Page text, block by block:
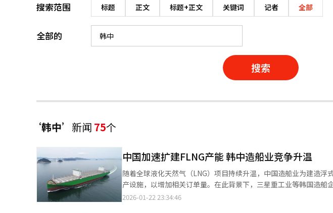
搜索范围 标题 正文 标题+正文 关键词 记者 全部
全部的
搜索
‘韩中’ 新闻 75个
中国加速扩建FLNG产能 韩中造船业竞争升温
随着全球液化天然气（LNG）项目持续升温，中国造船业为建造浮
产设施，以增加相关订单量。在此背景下，三星重工业等韩国造船
竞争或将愈演愈烈。 据造船业界22日消息，中国惠生清洁能源启东基地开始试生产。该船厂是为强化FLNG等大型海
2026-01-22 23:34:46